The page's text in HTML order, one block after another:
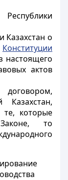
Республики
Казахстан о
Конституции
настоящего
актов
Казахстан,
которые
то